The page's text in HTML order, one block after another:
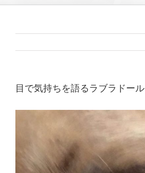
目で気持ちを語るラブラドール